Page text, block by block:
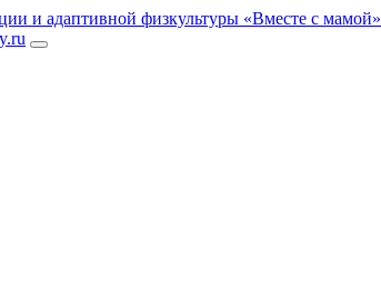
и адаптивной физкультуры «Вместе с мамой»